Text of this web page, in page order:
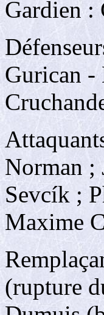
Gardien :
Gurican -
Norman ;
Sevcík ;
Maxime
(rupture